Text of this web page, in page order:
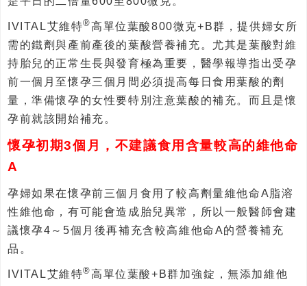
IVITAL艾維特®高單位葉酸800微克+B群，提供婦女所
需的鐵劑與產前產後的葉酸營養補充。尤其是葉酸對維
持胎兒的正常生長與發育極為重要，醫學報導指出受孕
前一個月至懷孕三個月間必須提高每日食用葉酸的劑
量，準備懷孕的女性要特別注意葉酸的補充。而且是懷
孕前就該開始補充。
懷孕初期3個 月，不建議食用含量較高的維他命
A
孕婦如果在懷孕前三個月食用了較高劑量維他命A脂溶
性維他命，有可能會造成胎兒異常，所以一般醫師會建
議懷孕4～5個月後再補充含較高維他命A的營養補充
品。
IVITAL艾維特®高單位葉酸+B群加強錠，無添加維他